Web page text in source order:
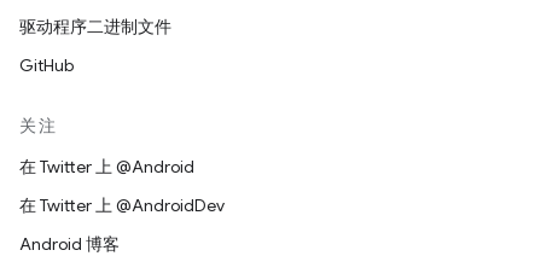
驱动程序二进制文件
GitHub
关注
在 Twitter 上 @Android
在 Twitter 上 @AndroidDev
Android 博客